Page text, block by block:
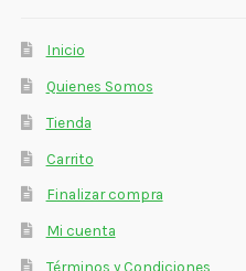
Inicio
Quienes Somos
Tienda
Carrito
Finalizar compra
Mi cuenta
Términos y Condiciones